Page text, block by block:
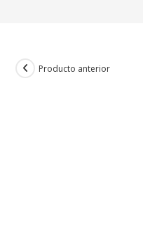
Producto anterior